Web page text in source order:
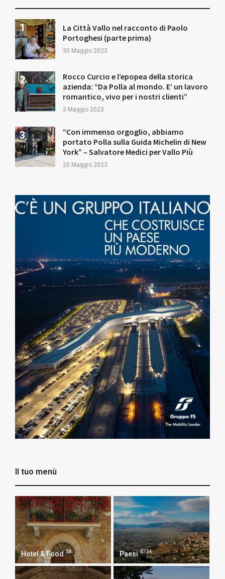
La Città Vallo nel racconto di Paolo
Portoghesi (parte prima)
30 Maggio 2023
Rocco Curcio e l’epopea della storica
azienda: “Da Polla al mondo. E’ un lavoro
romantico, vivo per i nostri clienti”
3 Maggio 2023
“Con immenso orgoglio, abbiamo
portato Polla sulla Guida Michelin di New
York” – Salvatore Medici per Vallo Più
20 Maggio 2023
Il tuo menù
Hotel & Food 38 Paesi 4734